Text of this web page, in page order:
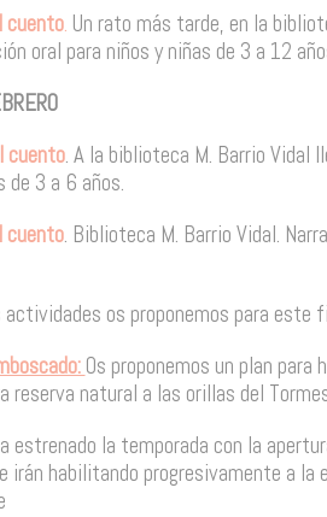
cuento. Un rato más tarde, en la
oral para niños y niñas de 3 a 12
cuento. A la biblioteca M. Barrio Vidal
de 3 a 6 años.
cuento. Biblioteca M. Barrio Vidal.
os proponemos para este
Os proponemos un plan
reserva natural a las orillas del
estrenado la temporada con la
irán habilitando progresivamente a la